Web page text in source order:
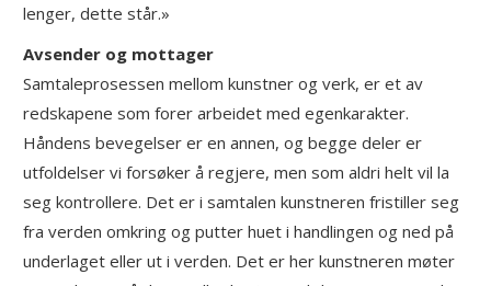
lenger, dette står.»
Avsender og mottager
Samtaleprosessen mellom kunstner og verk, er et av
redskapene som forer arbeidet med egenkarakter.
Håndens bevegelser er en annen, og begge deler er
utfoldelser vi forsøker å regjere, men som aldri helt vil la
seg kontrollere. Det er i samtalen kunstneren fristiller seg
fra verden omkring og putter huet i handlingen og ned på
underlaget eller ut i verden. Det er her kunstneren møter